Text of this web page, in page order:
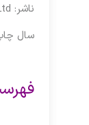
ناشر:
سال چاپ: